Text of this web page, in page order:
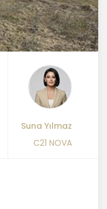
Suna Yılmaz
C21 NOVA